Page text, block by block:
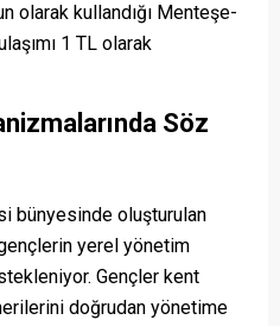
olarak kullandığı Menteşe-
1 TL olarak
Söz
bünyesinde oluşturulan
yerel yönetim
Gençler kent
doğrudan yönetime